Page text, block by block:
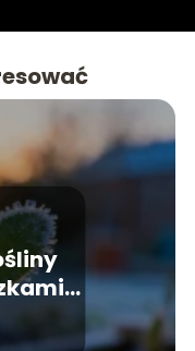
lub poznać